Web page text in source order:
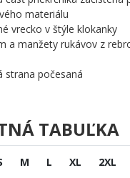
materiálu
vrecko v štýle klokanky
a manžety rukávov z
strana počesaná
TABUĽKA
M L XL 2XL